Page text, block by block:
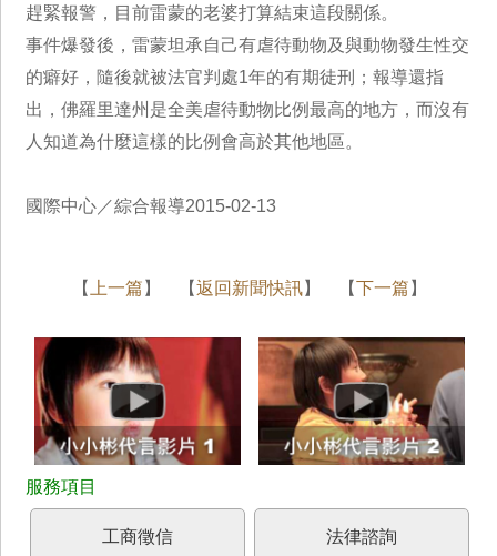
趕緊報警，目前雷蒙的老婆打算結束這段關係。
事件爆發後，雷蒙坦承自己有虐待動物及與動物發生性交
的癖好，隨後就被法官判處1年的有期徒刑；報導還指
出，佛羅里達州是全美虐待動物比例最高的地方，而沒有
人知道為什麼這樣的比例會高於其他地區。
國際中心／綜合報導2015-02-13
【 上一篇 】 【返回新聞快訊】 【下一篇 】
工商徵信 法律諮詢